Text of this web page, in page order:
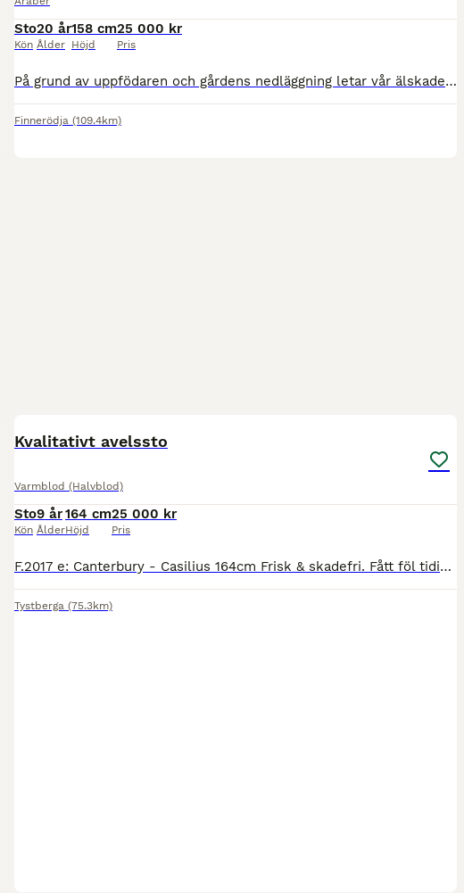
Sto
Kön
20 år
Ålder
158 cm
Höjd
25 000 kr
Pris
På grund av uppfödaren och gårdens nedläggning letar vår älskade avelssto, Nerascia, dotter till den berömda Marcipan, efter ett nytt hem. Hon har inga fertilitetsproblem och fick sitt senaste föl 202
Finnerödja (109.4km)
Kvalitativt avelssto
Varmblod (Halvblod)
Sto
Kön
9 år
Ålder
164 cm
Höjd
25 000 kr
Pris
F.2017 e: Canterbury - Casilius 164cm Frisk & skadefri. Fått föl tidigare & är en mycket bra mamma Tävlad 1,20hoppning & topplaceringar t.om internationell CCI1* klass fälttävlan Kapacitet för
Tystberga (75.3km)